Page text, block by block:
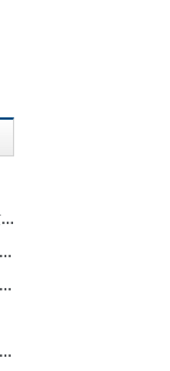
王奇生：工人、资本家与国民党——20世纪30年代一例劳资纠纷的个案分析
杨鹏飞：改善工人职业境遇：培育工匠精神的关键
黄宗智：重新认识中国劳动人民——劳动法规的历史演变与当前的非正规经济
陈行之：历史江河中的命运沉浮——读于泽俊长篇小说《工人》断想